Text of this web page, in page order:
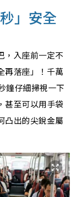
」安全
，入座前一定不
再落座」！千萬
鐘仔細掃視一下
甚至可以用手袋
凸出的尖銳金屬